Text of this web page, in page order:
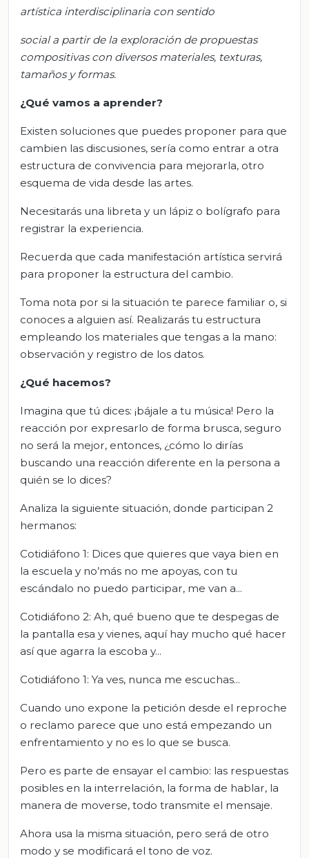
artística interdisciplinaria con sentido
social a partir de la exploración de propuestas
compositivas con diversos materiales, texturas,
tamaños y formas.
¿Qué vamos a aprender?
Existen soluciones que puedes proponer para que
cambien las discusiones, sería como entrar a otra
estructura de convivencia para mejorarla, otro
esquema de vida desde las artes.
Necesitarás una libreta y un lápiz o bolígrafo para
registrar la experiencia.
Recuerda que cada manifestación artística servirá
para proponer la estructura del cambio.
Toma nota por si la situación te parece familiar o, si
conoces a alguien así. Realizarás tu estructura
empleando los materiales que tengas a la mano:
observación y registro de los datos.
¿Qué hacemos?
Imagina que tú dices: ¡bájale a tu música! Pero la
reacción por expresarlo de forma brusca, seguro
no será la mejor, entonces, ¿cómo lo dirías
buscando una reacción diferente en la persona a
quién se lo dices?
Analiza la siguiente situación, donde participan 2
hermanos:
Cotidiáfono 1: Dices que quieres que vaya bien en
la escuela y no’más no me apoyas, con tu
escándalo no puedo participar, me van a...
Cotidiáfono 2: Ah, qué bueno que te despegas de
la pantalla esa y vienes, aquí hay mucho qué hacer
así que agarra la escoba y...
Cotidiáfono 1: Ya ves, nunca me escuchas...
Cuando uno expone la petición desde el reproche
o reclamo parece que uno está empezando un
enfrentamiento y no es lo que se busca.
Pero es parte de ensayar el cambio: las respuestas
posibles en la interrelación, la forma de hablar, la
manera de moverse, todo transmite el mensaje.
Ahora usa la misma situación, pero será de otro
modo y se modificará el tono de voz.